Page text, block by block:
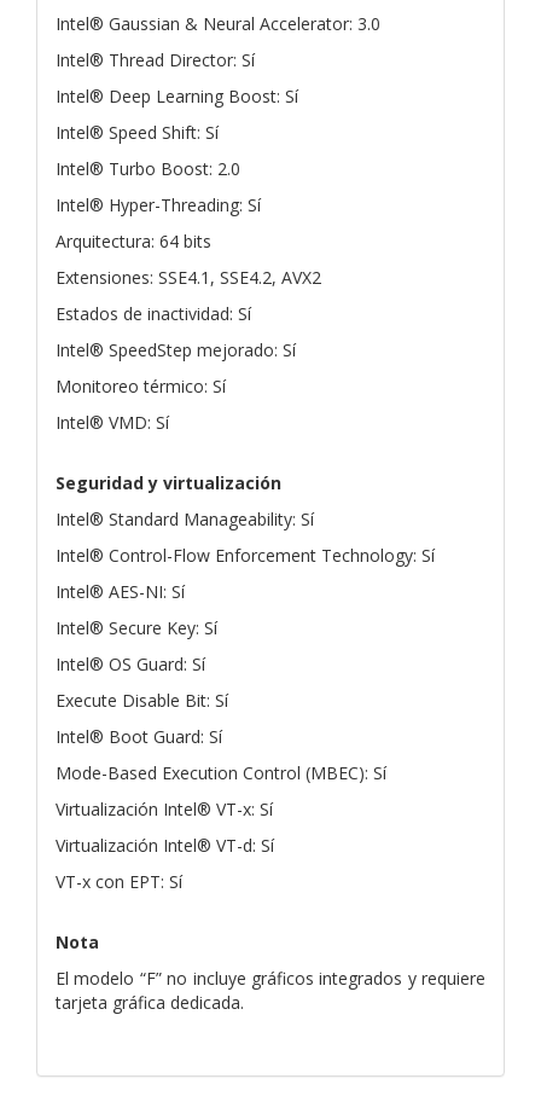
Intel® Gaussian & Neural Accelerator: 3.0
Intel® Thread Director: Sí
Intel® Deep Learning Boost: Sí
Intel® Speed Shift: Sí
Intel® Turbo Boost: 2.0
Intel® Hyper-Threading: Sí
Arquitectura: 64 bits
Extensiones: SSE4.1, SSE4.2, AVX2
Estados de inactividad: Sí
Intel® SpeedStep mejorado: Sí
Monitoreo térmico: Sí
Intel® VMD: Sí
Seguridad y virtualización
Intel® Standard Manageability: Sí
Intel® Control-Flow Enforcement Technology: Sí
Intel® AES-NI: Sí
Intel® Secure Key: Sí
Intel® OS Guard: Sí
Execute Disable Bit: Sí
Intel® Boot Guard: Sí
Mode-Based Execution Control (MBEC): Sí
Virtualización Intel® VT-x: Sí
Virtualización Intel® VT-d: Sí
VT-x con EPT: Sí
Nota
El modelo “F” no incluye gráficos integrados y requiere
tarjeta gráfica dedicada.